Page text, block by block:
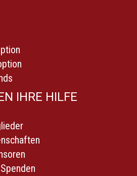
IHRE HILFE